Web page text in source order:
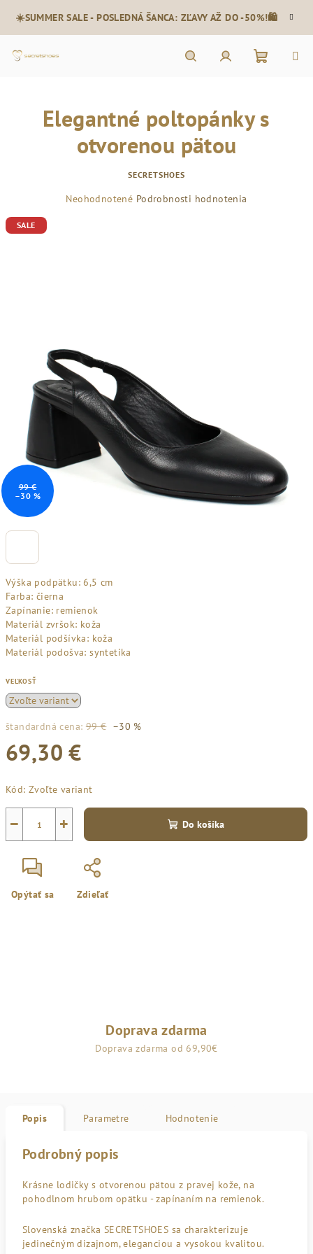
obsah
☀️SUMMER SALE - POSLEDNÁ ŠANCA: ZĽAVY AŽ DO -50%!🛍️
košík
Výška podpätku: 6,5 cm
Farba: čierna
Zapínanie: remienok
Materiál zvršok: koža
Materiál podšívka: koža
Materiál podošva: syntetika
VEĽKOSŤ
štandardná cena: 99 € –30 %
69,30 €
cena:
Kód: Zvoľte variant
+
− Do košíka
Opýtať sa Zdieľať
Elegantné poltopánky s
otvorenou pätou
SECRETSHOES
Priemerné
Neohodnotené Podrobnosti hodnotenia
SALE
99 €
–30 %
Doprava zdarma
Doprava zdarma od 69,90€
Popis Parametre Hodnotenie
Podrobný popis
Krásne lodičky s otvorenou pätou z pravej kože, na
pohodlnom hrubom opätku - zapínaním na remienok.
Slovenská značka SECRETSHOES sa charakterizuje
jedinečným dizajnom, eleganciou a vysokou kvalitou.